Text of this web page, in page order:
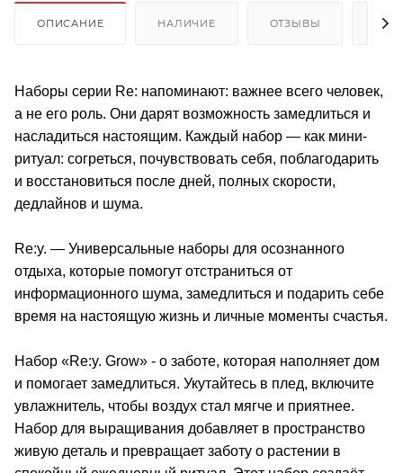
ОПИСАНИЕ НАЛИЧИЕ ОТЗЫВЫ
Наборы серии Re: напоминают: важнее всего человек,
а не его роль. Они дарят возможность замедлиться и
насладиться настоящим. Каждый набор — как мини-
ритуал: согреться, почувствовать себя, поблагодарить
и восстановиться после дней, полных скорости,
дедлайнов и шума.
Re:y. — Универсальные наборы для осознанного
отдыха, которые помогут отстраниться от
информационного шума, замедлиться и подарить себе
время на настоящую жизнь и личные моменты счастья.
Набор «Re:y. Grow» - о заботе, которая наполняет дом
и помогает замедлиться. Укутайтесь в плед, включите
увлажнитель, чтобы воздух стал мягче и приятнее.
Набор для выращивания добавляет в пространство
живую деталь и превращает заботу о растении в